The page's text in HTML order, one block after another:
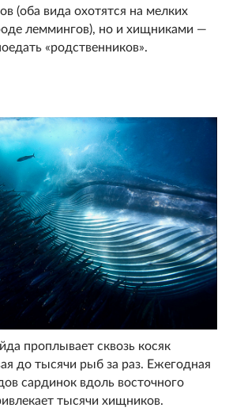
(оба вида охотятся на мелких
леммингов), но и хищниками —
«родственников».
проплывает сквозь косяк
до тысячи рыб за раз. Ежегодная
сардинок вдоль восточного
тысячи хищников.